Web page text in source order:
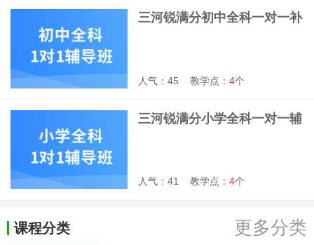
三河锐满分初中全科一对一补
人气：45 教学点：4个
三河锐满分小学全科一对一辅
人气：41 教学点：4个
课程分类 更多分类